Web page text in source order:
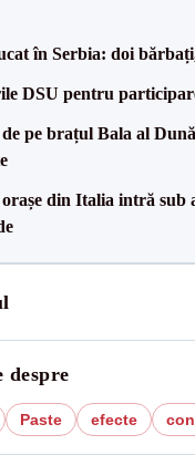
în Serbia: doi
DSU pentru
pe brațul Bala al
din Italia intră sub
despre
Paste efecte